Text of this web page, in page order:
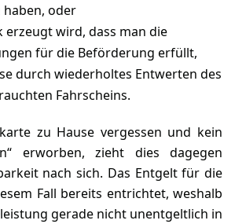
haben, oder
erzeugt wird, dass man die
für die Beförderung erfüllt,
durch wiederholtes Entwerten des
Fahrscheins.
zu Hause vergessen und kein
erworben, zieht dies dagegen
nach sich. Das Entgelt für die
Fall bereits entrichtet, weshalb
gerade nicht unentgeltlich in